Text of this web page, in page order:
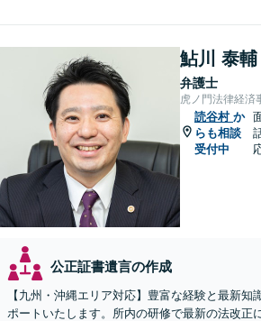
鮎川 泰輔
弁護士
虎ノ門法律経済
読谷村 か
らも相談
受付中
公正証書遺言の作成
【九州・沖縄エリア対応】豊富な経験と最新知
ポートいたします。所内の研修で最新の法改正